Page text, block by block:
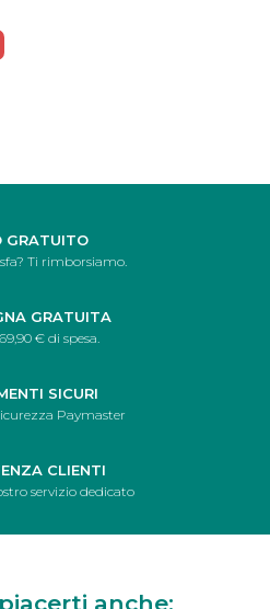
GRATUITO
Ti rimborsiamo.
GRATUITA
€ di spesa.
SICURI
Paymaster
CLIENTI
servizio dedicato
anche: